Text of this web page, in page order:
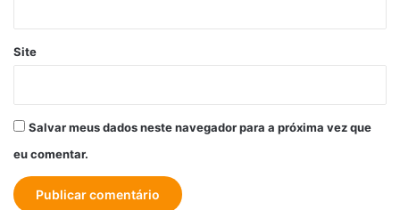
Site
Salvar meus dados neste navegador para a próxima vez que
eu comentar.